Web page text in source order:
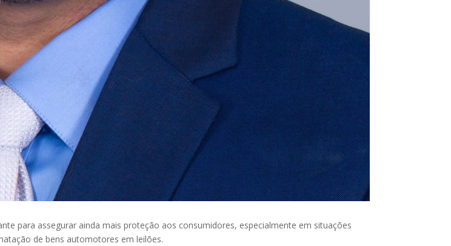
para assegurar ainda mais proteção aos consumidores, especialmente em situações
de bens automotores em leilões.